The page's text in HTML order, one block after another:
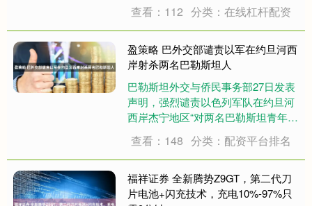
制措施。 据几比总统府新闻和公共关
系办公室发表的声明，因塔阿依据宪
法和相关法律职权作出上述任命，当
天生效....
查看：112 分类：在线杠杆配资
盈策略 巴外交部谴责以军在约旦河西
岸射杀两名巴勒斯坦人
巴勒斯坦外交与侨民事务部27日发表
声明，强烈谴责以色列军队在约旦河
西岸杰宁地区“对两名巴勒斯坦青年实
组织的战争罪”，严重违反国际法与人
道主义准则。 巴方呼吁国际社会，尤
其是联合国安理会和国际法院，立即
采取行....
查看：148 分类：配资平台排名
福祥证券 全新腾势Z9GT，第二代刀
片电池+闪充技术，充电10%-97%只